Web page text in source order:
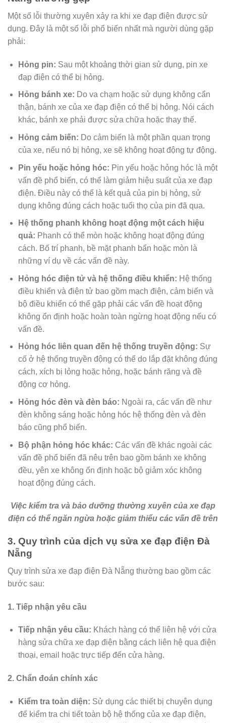
Một số lỗi thường xuyên xảy ra khi xe đạp điện được sử
dụng. Đây là một số lỗi phổ biến nhất mà người dùng gặp
phải:
Hỏng pin: Sau một khoảng thời gian sử dụng, pin xe
đạp điện có thể bị hỏng.
Hỏng bánh xe: Do va chạm hoặc sử dụng không cẩn
thận, bánh xe của xe đạp điện có thể bị hỏng. Nói cách
khác, bánh xe phải được sửa chữa hoặc thay thế.
Hỏng cảm biến: Do cảm biến là một phần quan trọng
của xe, nếu nó bị hỏng, xe sẽ không hoạt động tự động.
Pin yếu hoặc hỏng hóc: Pin yếu hoặc hỏng hóc là một
vấn đề phổ biến, có thể làm giảm hiệu suất của xe đạp
điện. Điều này có thể là kết quả của pin bị hỏng, sử
dụng không đúng cách hoặc tuổi thọ của pin đã qua.
Hệ thống phanh không hoạt động một cách hiệu
quả: Phanh có thể mòn hoặc không hoạt động đúng
cách. Bố trí phanh, bề mặt phanh bẩn hoặc mòn là
những ví dụ về các vấn đề này.
Hỏng hóc điện tử và hệ thống điều khiển: Hệ thống
điều khiển và điện tử bao gồm mạch điện, cảm biến và
bộ điều khiển có thể gặp phải các vấn đề hoạt động
không ổn định hoặc hoàn toàn ngừng hoạt động nếu có
vấn đề.
Hỏng hóc liên quan đến hệ thống truyền động: Sự
cố ở hệ thống truyền động có thể do lắp đặt không đúng
cách, xích bị lỏng hoặc hỏng, hoặc bánh răng và đề
động cơ hỏng.
Hỏng hóc đèn và đèn báo: Ngoài ra, các vấn đề như
đèn không sáng hoặc hỏng hóc hệ thống đèn và đèn
báo cũng phổ biến.
Bộ phận hỏng hóc khác: Các vấn đề khác ngoài các
vấn đề phổ biến đã nêu trên bao gồm bánh xe không
đều, yên xe không ổn định hoặc bộ giảm xóc không
hoạt động đúng cách.
Việc kiểm tra và bảo dưỡng thường xuyên của xe đạp
điện có thể ngăn ngừa hoặc giảm thiểu các vấn đề trên
3. Quy trình của dịch vụ sửa xe đạp điện Đà
Nẵng
Quy trình sửa xe đạp điện Đà Nẵng thường bao gồm các
bước sau:
1. Tiếp nhận yêu cầu
Tiếp nhận yêu cầu: Khách hàng có thể liên hệ với cửa
hàng sửa chữa xe đạp điện bằng cách liên hệ qua điện
thoại, email hoặc trực tiếp đến cửa hàng.
2. Chẩn đoán chính xác
Kiểm tra toàn diện: Sử dụng các thiết bị chuyên dụng
để kiểm tra chi tiết toàn bộ hệ thống của xe đạp điện,